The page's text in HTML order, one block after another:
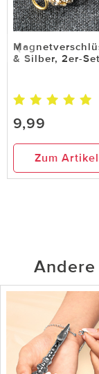
& Silber, 2er-Set
9,99
Zum Artikel